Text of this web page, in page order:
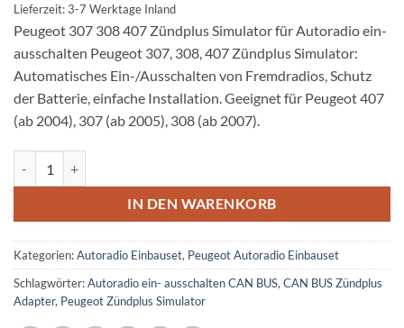
Lieferzeit: 3-7 Werktage Inland
Peugeot 307 308 407 Zündplus Simulator für Autoradio ein-
ausschalten Peugeot 307, 308, 407 Zündplus Simulator:
Automatisches Ein-/Ausschalten von Fremdradios, Schutz
der Batterie, einfache Installation. Geeignet für Peugeot 407
(ab 2004), 307 (ab 2005), 308 (ab 2007).
IN DEN WARENKORB
Kategorien:Autoradio Einbauset, Peugeot Autoradio Einbauset
Schlagwörter:Autoradio ein- ausschalten CAN BUS, CAN BUS Zündplus
Adapter, Peugeot Zündplus Simulator